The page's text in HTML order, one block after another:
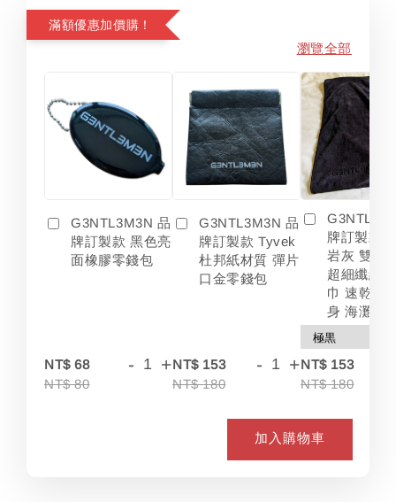
滿額優惠加價購！
瀏覽全部
G3NTL3M3N 品
牌訂製款 黑色亮
面橡膠零錢包
NT$ 68
NT$ 80
- +
G3NTL3M3N 品
牌訂製款 Tyvek
杜邦紙材質 彈片
口金零錢包
NT$ 153
NT$ 180
- +
牌訂製款
岩灰 雙色
超細纖維
巾 速乾 吸
身 海灘
NT$ 153
NT$ 180
加入購物車